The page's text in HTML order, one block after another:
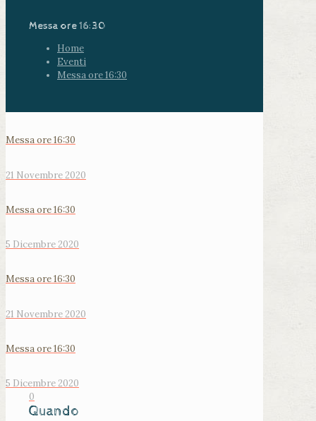
Messa ore 16:30
Home
Eventi
Messa ore 16:30
Messa ore 16:30
21 Novembre 2020
Messa ore 16:30
5 Dicembre 2020
Messa ore 16:30
21 Novembre 2020
Messa ore 16:30
5 Dicembre 2020
0
Quando